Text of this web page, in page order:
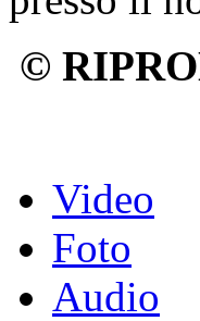
©
Video
Foto
Audio